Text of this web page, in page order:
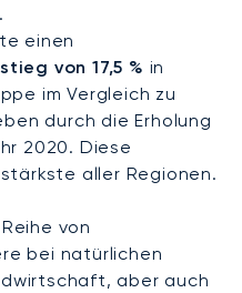
einen
von 17,5 % in
im Vergleich zu
durch die Erholung
2020. Diese
aller Regionen.
von
bei natürlichen
aber auch